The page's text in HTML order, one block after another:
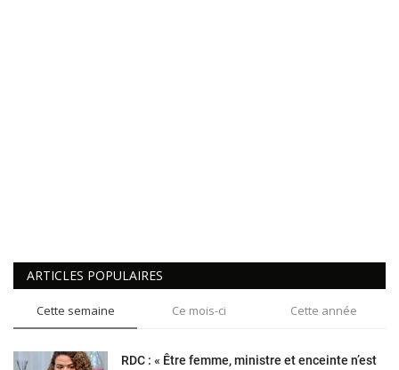
ARTICLES POPULAIRES
Cette semaine Ce mois-ci Cette année
RDC : « Être femme, ministre et enceinte n’est